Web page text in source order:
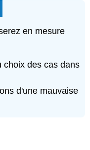
en mesure
choix des cas dans
d'une mauvaise